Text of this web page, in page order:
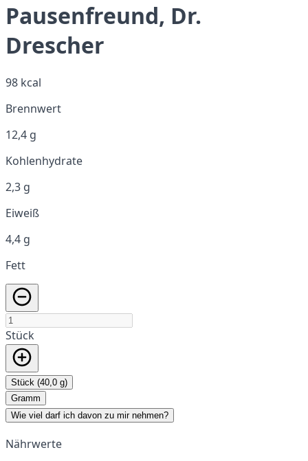
Pausenfreund, Dr.
Drescher
98 kcal
Brennwert
12,4 g
Kohlenhydrate
2,3 g
Eiweiß
4,4 g
Fett
Stück
Stück (40,0 g)
Gramm
Wie viel darf ich davon zu mir nehmen?
Nährwerte